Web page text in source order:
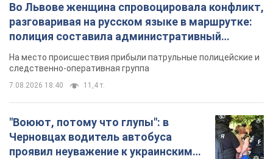
Во Львове женщина спровоцировала конфликт,
разговаривая на русском языке в маршрутке:
полиция составила административный
протокол. Видео
На место происшествия прибыли патрульные полицейские и
следственно-оперативная группа
7.08.2026 18:40 11,4 т.
"Воюют, потому что глупы": в
Черновцах водитель автобуса
проявил неуважение к украинским